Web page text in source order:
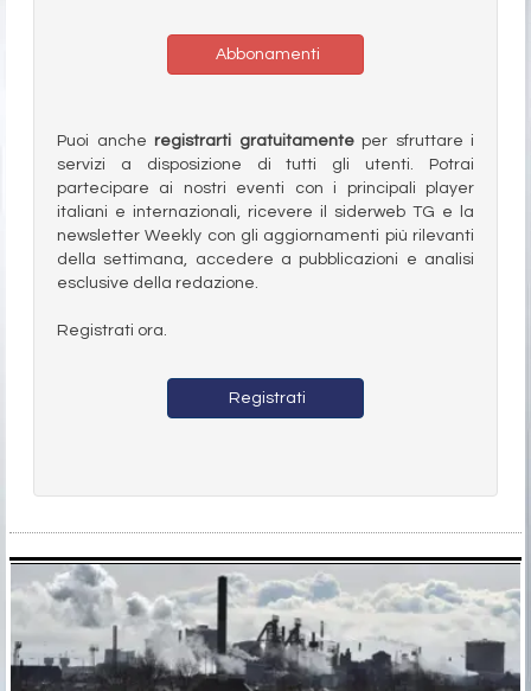
Abbonamenti
Puoi anche registrarti gratuitamenteper sfruttare i
servizi a disposizione di tutti gli utenti. Potrai
partecipare ai nostri eventi con i principali player
italiani e internazionali, ricevere il siderweb TG e la
newsletter Weekly con gli aggiornamenti più rilevanti
della settimana, accedere a pubblicazioni e analisi
esclusive della redazione.
Registrati ora.
Registrati